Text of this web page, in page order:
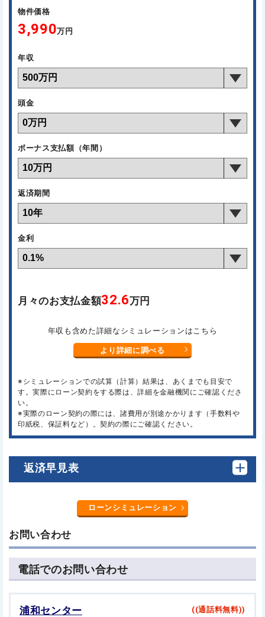
物件価格
3,990万円
年収
頭金
ボーナス支払額（年間）
返済期間
金利
月々のお支払金額32.6万円
年収も含めた詳細なシミュレーションはこちら
より詳細に調べる
※シミュレーションでの試算（計算）結果は、あくまでも目安で
す。実際にローン契約をする際は、詳細を金融機関にご確認くださ
い。
※実際のローン契約の際には、諸費用が別途かかります（手数料や
印紙税、保証料など）。契約の際にご確認ください。
返済早見表
ローンシミュレーション
お問い合わせ
電話でのお問い合わせ
浦和センター ((通話料無料))